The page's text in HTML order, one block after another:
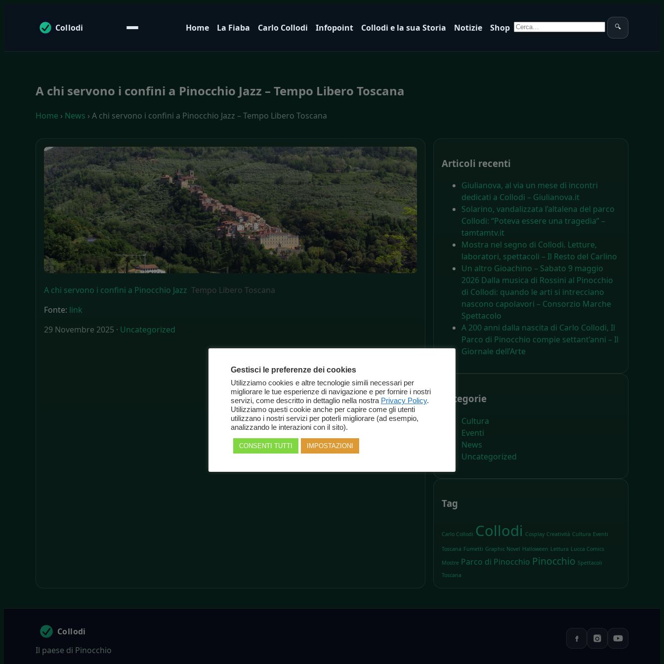
Collodi Home La Fiaba Carlo Collodi Infopoint Collodi e la sua Storia Notizie Shop Cerca: 🔍
A chi servono i confini a Pinocchio Jazz – Tempo Libero Toscana
Home › News › A chi servono i confini a Pinocchio Jazz – Tempo Libero Toscana
A chi servono i confini a Pinocchio Jazz Tempo Libero Toscana
Fonte: link
29 Novembre 2025 · Uncategorized
Articoli recenti
Giulianova, al via un mese di incontri
dedicati a Collodi – Giulianova.it
Solarino, vandalizzata l’altalena del parco
Collodi: “Poteva essere una tragedia” –
tamtamtv.it
Mostra nel segno di Collodi. Letture,
laboratori, spettacoli – Il Resto del Carlino
Un altro Gioachino – Sabato 9 maggio
2026 Dalla musica di Rossini al Pinocchio
di Collodi: quando le arti si intrecciano
nascono capolavori – Consorzio Marche
Spettacolo
A 200 anni dalla nascita di Carlo Collodi, Il
Parco di Pinocchio compie settant’anni – Il
Giornale dell’Arte
Categorie
Cultura
Eventi
News
Uncategorized
Tag
Carlo Collodi Collodi Cosplay Creatività Cultura Eventi
Toscana Fumetti Graphic Novel Halloween Lettura Lucca Comics
Mostre Parco di Pinocchio Pinocchio Spettacoli
Toscana
Collodi
Il paese di Pinocchio
Gestisci le preferenze dei cookies
Utilizziamo cookies e altre tecnologie simili necessari per
migliorare le tue esperienze di navigazione e per fornire i nostri
servizi, come descritto in dettaglio nella nostra Privacy Policy.
Utilizziamo questi cookie anche per capire come gli utenti
utilizzano i nostri servizi per poterli migliorare (ad esempio,
analizzando le interazioni con il sito).
CONSENTI TUTTI IMPOSTAZIONI